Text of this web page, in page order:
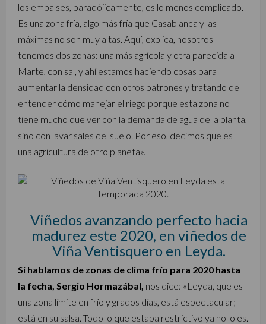
los embalses, paradójicamente, es lo menos complicado.
Es una zona fría, algo más fría que Casablanca y las
máximas no son muy altas. Aquí, explica, nosotros
tenemos dos zonas: una más agrícola y otra parecida a
Marte, con sal, y ahí estamos haciendo cosas para
aumentar la densidad con otros patrones y tratando de
entender cómo manejar el riego porque esta zona no
tiene mucho que ver con la demanda de agua de la planta,
sino con lavar sales del suelo. Por eso, decimos que es
una agricultura de otro planeta».
Viñedos avanzando perfecto hacia
madurez este 2020, en viñedos de
Viña Ventisquero en Leyda.
Si hablamos de zonas de clima frío para 2020 hasta
la fecha, Sergio Hormazábal, nos dice: «Leyda, que es
una zona límite en frío y grados días, está espectacular;
está en su salsa. Todo lo que estaba restrictivo ya no lo es.